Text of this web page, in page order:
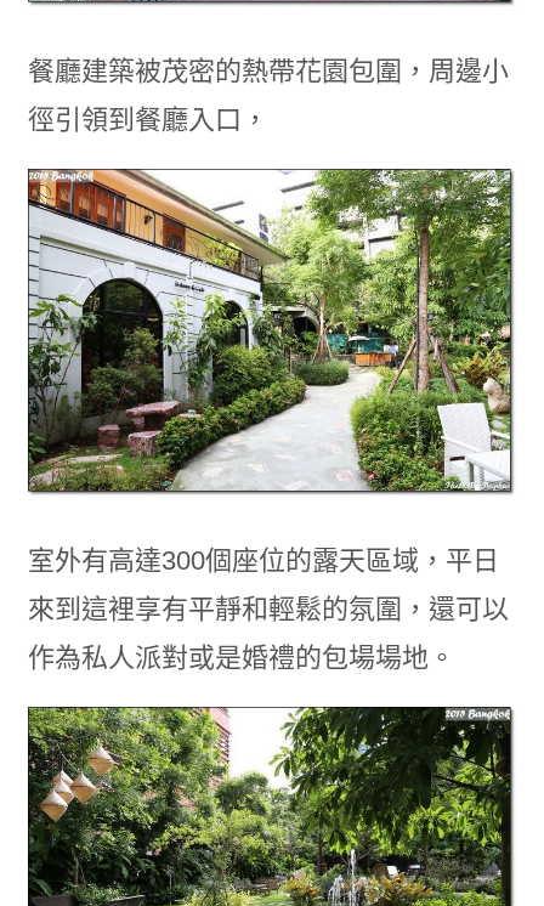
餐廳建築被茂密的熱帶花園包圍，周邊小
徑引領到餐廳入口，
室外有高達300個座位的露天區域，平日
來到這裡享有平靜和輕鬆的氛圍，還可以
作為私人派對或是婚禮的包場場地。